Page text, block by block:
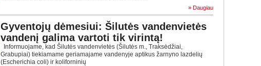
» Daugiau
Gyventojų dėmesiui: Šilutės vandenvietės
vandenį galima vartoti tik virintą!
Informuojame, kad Šilutės vandenvietės (Šilutės m., Traksėdžiai,
Grabupiai) tiekiamame geriamajame vandenyje aptikus žarnyno lazdelių
(Escherichia coli) ir koliforninių